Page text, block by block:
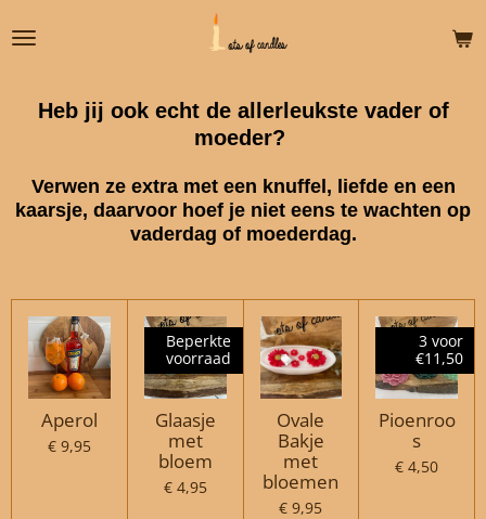
direct
hoofdinhoud
Heb jij ook echt de allerleukste vader of
moeder?
Verwen ze extra met een knuffel, liefde en een
kaarsje, daarvoor hoef je niet eens te wachten op
vaderdag of moederdag.
Aperol
€ 9,95
Beperkte
voorraad
Glaasje
met
bloem
€ 4,95
Ovale
Bakje
met
bloemen
€ 9,95
3 voor
€11,50
Pioenroo
s
€ 4,50